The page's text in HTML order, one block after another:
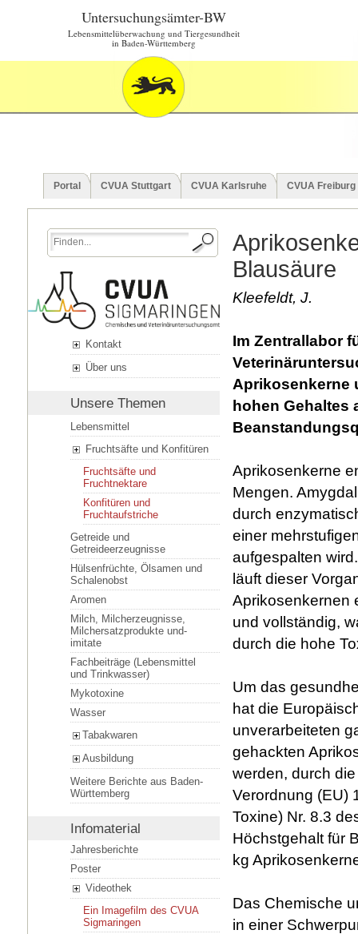
Untersuchungsämter-BW
Lebensmittelüberwachung und Tiergesundheit
in Baden-Württemberg
Portal CVUA Stuttgart CVUA Karlsruhe CVUA Freiburg
Kontakt
Über uns
Unsere Themen
Lebensmittel
Fruchtsäfte und Konfitüren
Fruchtsäfte und
Fruchtnektare
Konfitüren und
Fruchtaufstriche
Getreide und
Getreideerzeugnisse
Hülsenfrüchte, Ölsamen und
Schalenobst
Aromen
Milch, Milcherzeugnisse,
Milchersatzprodukte und-
imitate
Fachbeiträge (Lebensmittel
und Trinkwasser)
Mykotoxine
Wasser
Tabakwaren
Ausbildung
Weitere Berichte aus Baden-
Württemberg
Infomaterial
Jahresberichte
Poster
Videothek
Ein Imagefilm des CVUA
Sigmaringen
Blausäure
Kleefeldt, J.
Im Zentrallabor
Aprikosenkerne
hohen Gehaltes
Aprikosenkerne
Mengen.
durch
einer
aufgespalten
läuft dieser
Aprikosenkernen
und vollständig,
durch die hohe
Um das
hat die
unverarbeiteten
gehackten
werden, durch
Verordnung (EU)
Toxine) Nr. 8.3
Höchstgehalt für
kg
Das Chemische
in einer